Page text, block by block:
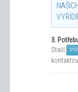
3.
Stačí